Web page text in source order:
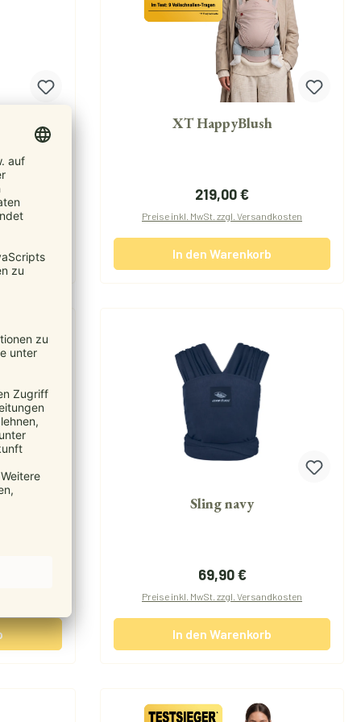
XT HappyBlush
Regulärer Preis:
219,00 €
Preise inkl. MwSt. zzgl. Versandkosten
In den Warenkorb
Sling navy
Regulärer Preis:
69,90 €
Preise inkl. MwSt. zzgl. Versandkosten
In den Warenkorb